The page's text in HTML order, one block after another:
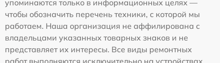
упоминаются только в информационных целях —
чтобы обозначить перечень техники, с которой мы
работаем. Наша организация не аффилирована с
владельцами указанных товарных знаков и не
представляет их интересы. Все виды ремонтных
работ выполняются исключительно на устройствах,